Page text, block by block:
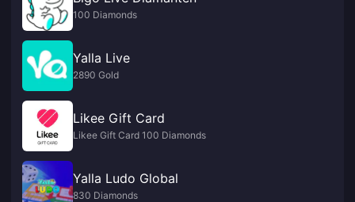
100 Diamonds
Yalla Live
2890 Gold
Likee Gift Card
Likee Gift Card 100 Diamonds
Yalla Ludo Global
830 Diamonds